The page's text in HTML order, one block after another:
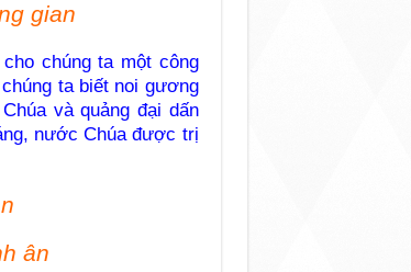
gian
chúng ta một công
ta biết noi gương
và quảng đại dấn
nước Chúa được trị
ân